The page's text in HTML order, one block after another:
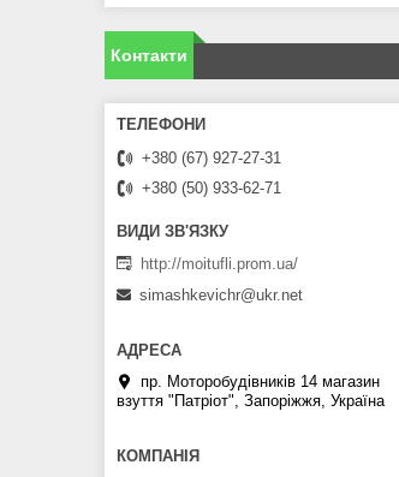
Контакти
+380 (67) 927-27-31
+380 (50) 933-62-71
http://moitufli.prom.ua/
simashkevichr@ukr.net
пр. Моторобудівників 14 магазин
взуття "Патріот", Запоріжжя, Україна